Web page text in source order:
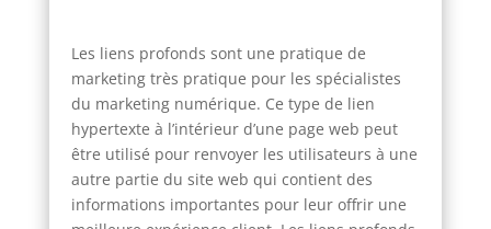
Les liens profonds sont une pratique de
marketing très pratique pour les spécialistes
du marketing numérique. Ce type de lien
hypertexte à l’intérieur d’une page web peut
être utilisé pour renvoyer les utilisateurs à une
autre partie du site web qui contient des
informations importantes pour leur offrir une